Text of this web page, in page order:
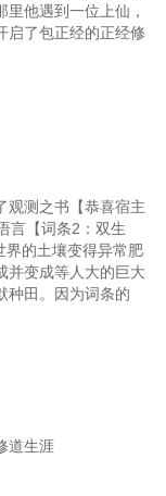
他遇到一位上仙，
启了包正经的正经修
观测之书【恭喜宿主
言【词条2：双生
界的土壤变得异常肥
并变成等人大的巨大
种田。因为词条的
道生涯